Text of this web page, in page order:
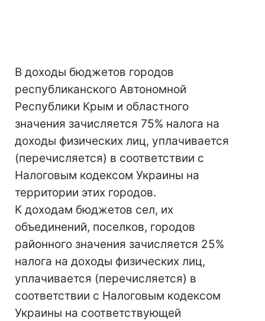
В доходы бюджетов городов
республиканского Автономной
Республики Крым и областного
значения зачисляется 75% налога на
доходы физических лиц, уплачивается
(перечисляется) в соответствии с
Налоговым кодексом Украины на
территории этих городов.
К доходам бюджетов сел, их
объединений, поселков, городов
районного значения зачисляется 25%
налога на доходы физических лиц,
уплачивается (перечисляется) в
соответствии с Налоговым кодексом
Украины на соответствующей